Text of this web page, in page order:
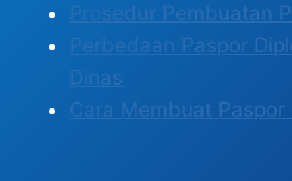
Prosedur Pembuatan
Perbedaan Paspor
Dinas
Cara Membuat Paspor